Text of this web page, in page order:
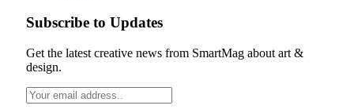
Subscribe to Updates
Get the latest creative news from SmartMag about art &
design.